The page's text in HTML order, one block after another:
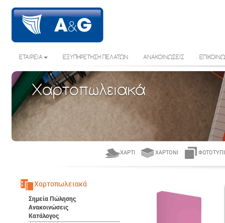
ΕΤΑΙΡΕΙΑ ΕΞΥΠΗΡΕΤΗΣΗ ΠΕΛΑΤΩΝ ΑΝΑΚΟΙΝΩΣΕΙΣ
Χαρτοπωλειακά
ΧΑΡΤΊ ΧΑΡΤΌΝΙ
Χαρτοπωλειακά
Σημεία Πώλησης
Ανακοινώσεις
Κατάλογος